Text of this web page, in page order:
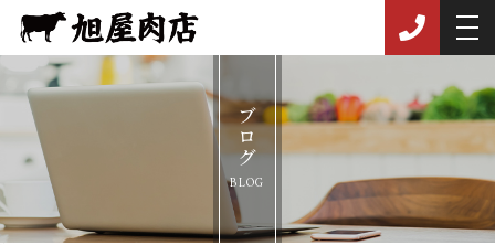
ブログ
BLOG